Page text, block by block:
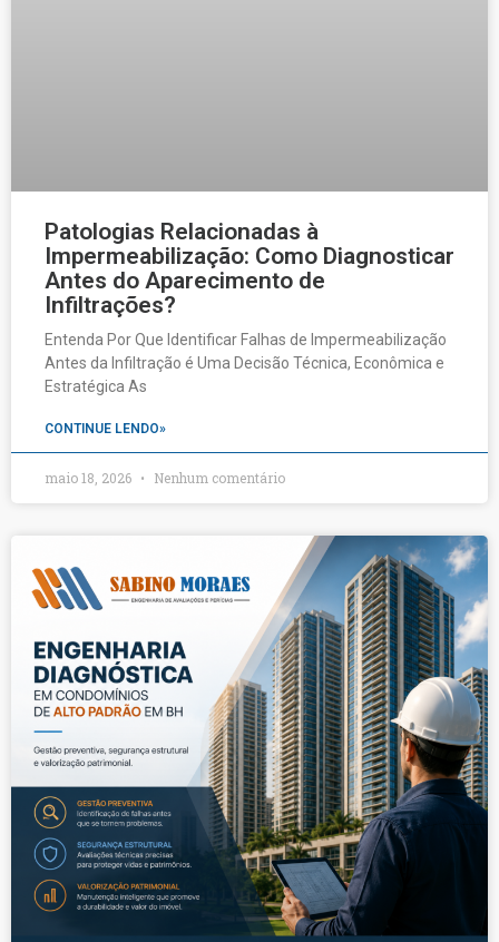
Patologias Relacionadas à
Impermeabilização: Como Diagnosticar
Antes do Aparecimento de
Infiltrações?
Entenda Por Que Identificar Falhas de Impermeabilização
Antes da Infiltração é Uma Decisão Técnica, Econômica e
Estratégica As
CONTINUE LENDO»
maio 18, 2026 Nenhum comentário